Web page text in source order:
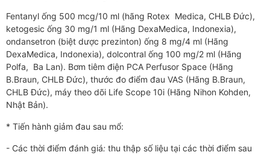
Fentanyl ống 500 mcg/10 ml (hãng Rotex Medica, CHLB Đức),
ketogesic ống 30 mg/1 ml (Hãng DexaMedica, Indonexia),
ondansetron (biệt dược prezinton) ống 8 mg/4 ml (Hãng
DexaMedica, Indonexia), dolcontral ống 100 mg/2 ml (Hãng
Polfa, Ba Lan). Bơm tiêm điện PCA Perfusor Space (Hãng
B.Braun, CHLB Đức), thước đo điểm đau VAS (Hãng B.Braun,
CHLB Đức), máy theo dõi Life Scope 10i (Hãng Nihon Kohden,
Nhật Bản).
* Tiến hành giảm đau sau mổ:
- Các thời điểm đánh giá: thu thập số liệu tại các thời điểm sau